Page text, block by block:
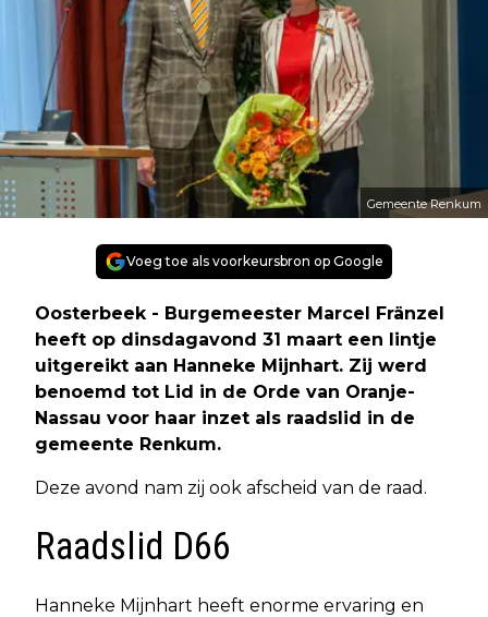
Gemeente Renkum
Voeg toe als voorkeursbron op Google
Oosterbeek - Burgemeester Marcel Fränzel
heeft op dinsdagavond 31 maart een lintje
uitgereikt aan Hanneke Mijnhart. Zij werd
benoemd tot Lid in de Orde van Oranje-
Nassau voor haar inzet als raadslid in de
gemeente Renkum.
Deze avond nam zij ook afscheid van de raad.
Raadslid D66
Hanneke Mijnhart heeft enorme ervaring en